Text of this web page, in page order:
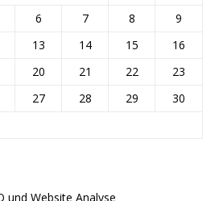
6 7 8
9
13 14 15
16
20 21 22
23
27 28 29
30